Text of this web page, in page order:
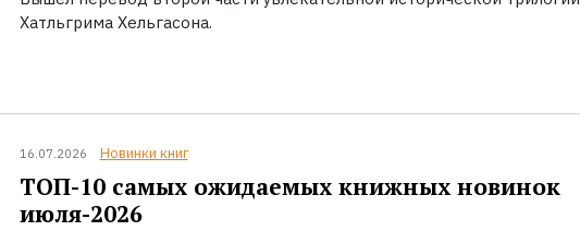
Хатльгрима Хельгасона.
16.07.2026 Новинки книг
ТОП-10 самых ожидаемых книжных новинок
июля-2026